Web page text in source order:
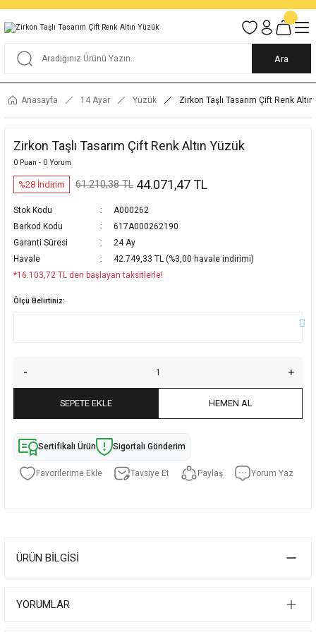
Tüm Alışverişlerde KARGO BEDAVA
Garantili Ve Sigortalı Kargo
Ankara İçi Elden Teslimat İmkanı
24/7 Müşteri Destek Hizmeti
Ara
Anasayfa 14 Ayar Yüzük Zirkon Taşlı Tasarım Çift Renk
Zirkon Taşlı Tasarım Çift Renk Altın Yüzük
0 Puan - 0 Yorum
%28 İndirim 61.210,38 TL 44.071,47 TL
Stok Kodu
A000262
Barkod Kodu
617A000262190
Garanti Süresi
24 Ay
Havale
42.749,33 TL (%3,00 havale indirimi)
*16.103,72 TL den başlayan taksitlerle!
Ölçü Belirtiniz:
SEPETE EKLE HEMEN AL
Sertifikalı Ürün Sigortalı Gönderim
Tavsiye Et Paylaş Yorum Yaz
ÜRÜN BILGISI
YORUMLAR